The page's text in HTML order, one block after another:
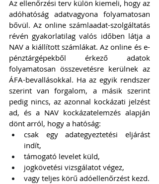
Az ellenőrzési terv külön kiemeli, hogy az
adóhatóság adatvagyona folyamatosan
bővül. Az online számlaadat-szolgáltatás
révén gyakorlatilag valós időben látja a
NAV a kiállított számlákat. Az online és e-
pénztárgépekből érkező adatok
folyamatosan összevetésre kerülnek az
ÁFA-bevallásokkal. Ha az egyik rendszer
szerint van forgalom, a másik szerint
pedig nincs, az azonnal kockázati jelzést
ad, és a NAV kockázatelemzés alapján
dönt arról, hogy a hatóság:
csak egy adategyeztetési eljárást
indít,
támogató levelet küld,
jogkövetési vizsgálatot végez,
vagy teljes körű adóellenőrzést kezd.